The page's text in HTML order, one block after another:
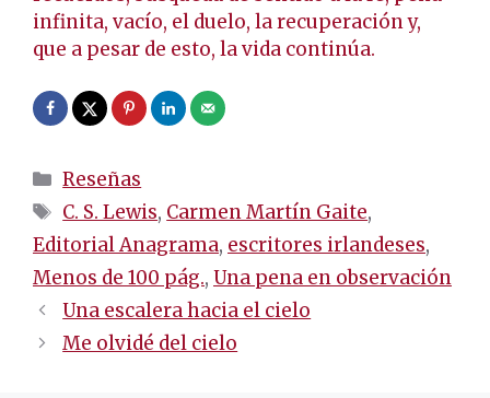
infinita, vacío, el duelo, la recuperación y,
que a pesar de esto, la vida continúa.
Categorías
Reseñas
Etiquetas
C. S. Lewis, Carmen Martín Gaite,
Editorial Anagrama, escritores irlandeses,
Menos de 100 pág., Una pena en observación
Navegación
de
Una escalera hacia el cielo
Me olvidé del cielo